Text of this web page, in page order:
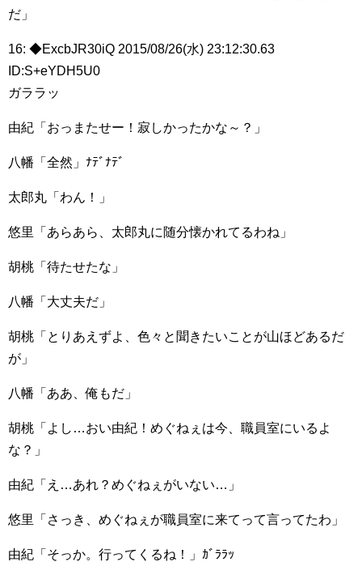
だ」
16: ◆ExcbJR30iQ 2015/08/26(水) 23:12:30.63
ID:S+eYDH5U0
ガララッ
由紀「おっまたせー！寂しかったかな～？」
八幡「全然」ﾅﾃﾞﾅﾃﾞ
太郎丸「わん！」
悠里「あらあら、太郎丸に随分懐かれてるわね」
胡桃「待たせたな」
八幡「大丈夫だ」
胡桃「とりあえずよ、色々と聞きたいことが山ほどあるだ
が」
八幡「ああ、俺もだ」
胡桃「よし…おい由紀！めぐねぇは今、職員室にいるよ
な？」
由紀「え…あれ？めぐねぇがいない…」
悠里「さっき、めぐねぇが職員室に来てって言ってたわ」
由紀「そっか。行ってくるね！」ｶﾞﾗﾗｯ